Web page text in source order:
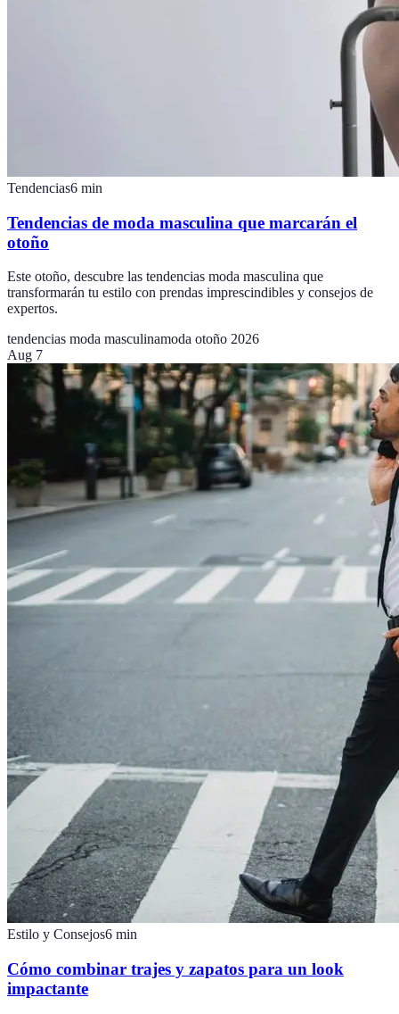
Tendencias6 min
Tendencias de moda masculina que marcarán el
otoño
Este otoño, descubre las tendencias moda masculina que
transformarán tu estilo con prendas imprescindibles y consejos de
expertos.
tendencias moda masculinamoda otoño 2026
Aug 7
Estilo y Consejos6 min
Cómo combinar trajes y zapatos para un look
impactante